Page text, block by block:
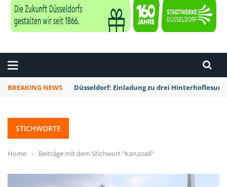
BREAKING NEWS Düsseldorf: Einladung zu drei
STICHWORTE
Home › Beiträge mit dem Stichwort "Karussell"